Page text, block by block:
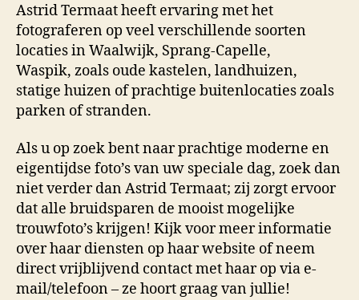
Astrid Termaat heeft ervaring met het
fotograferen op veel verschillende soorten
locaties in Waalwijk, Sprang-Capelle,
Waspik, zoals oude kastelen, landhuizen,
statige huizen of prachtige buitenlocaties zoals
parken of stranden.
Als u op zoek bent naar prachtige moderne en
eigentijdse foto’s van uw speciale dag, zoek dan
niet verder dan Astrid Termaat; zij zorgt ervoor
dat alle bruidsparen de mooist mogelijke
trouwfoto’s krijgen! Kijk voor meer informatie
over haar diensten op haar website of neem
direct vrijblijvend contact met haar op via e-
mail/telefoon – ze hoort graag van jullie!